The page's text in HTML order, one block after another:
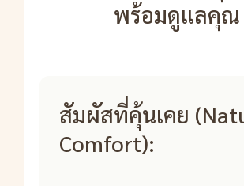
พร้อมดูแลคุณ
สัมผัสที่คุ้นเคย
Comfort):